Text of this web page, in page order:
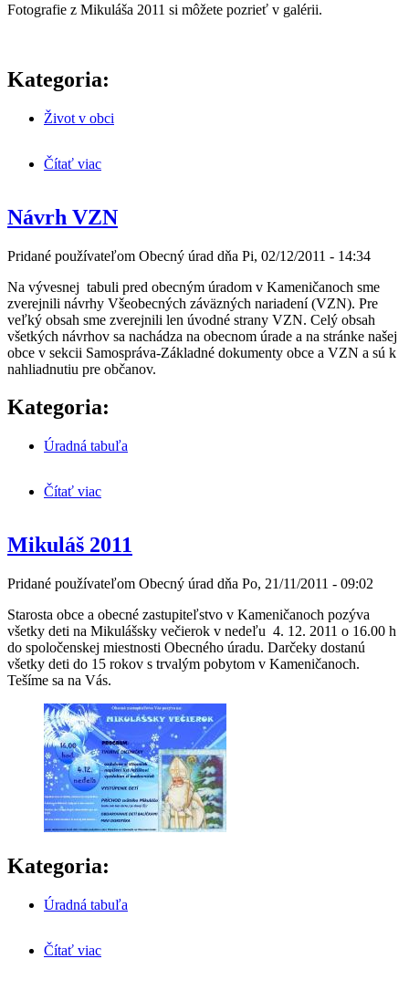
Fotografie z Mikuláša 2011 si môžete pozrieť v galérii.
Kategoria:
Život v obci
Čítať viac
Návrh VZN
Pridané používateľom Obecný úrad dňa Pi, 02/12/2011 - 14:34
Na vývesnej tabuli pred obecným úradom v Kameničanoch sme
zverejnili návrhy Všeobecných záväzných nariadení (VZN). Pre
veľký obsah sme zverejnili len úvodné strany VZN. Celý obsah
všetkých návrhov sa nachádza na obecnom úrade a na stránke našej
obce v sekcii Samospráva-Základné dokumenty obce a VZN a sú k
nahliadnutiu pre občanov.
Kategoria:
Úradná tabuľa
Čítať viac
Mikuláš 2011
Pridané používateľom Obecný úrad dňa Po, 21/11/2011 - 09:02
Starosta obce a obecné zastupiteľstvo v Kameničanoch pozýva
všetky deti na Mikulášsky večierok v nedeľu 4. 12. 2011 o 16.00 h
do spoločenskej miestnosti Obecného úradu. Darčeky dostanú
všetky deti do 15 rokov s trvalým pobytom v Kameničanoch.
Tešíme sa na Vás.
Kategoria:
Úradná tabuľa
Čítať viac